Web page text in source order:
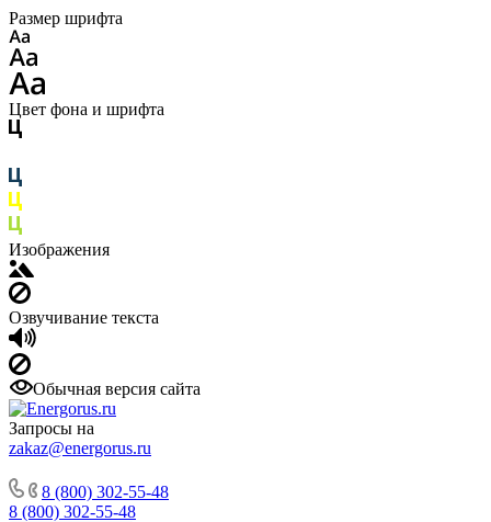
Размер шрифта
Цвет фона и шрифта
Изображения
Озвучивание текста
Обычная версия сайта
Запросы на
zakaz@energorus.ru
8 (800) 302-55-48
8 (800) 302-55-48